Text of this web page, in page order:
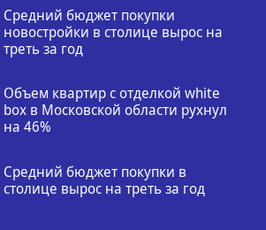
Средний бюджет покупки
новостройки в столице вырос на
треть за год
Объем квартир с отделкой white
box в Московской области рухнул
на 46%
Средний бюджет покупки в
столице вырос на треть за год